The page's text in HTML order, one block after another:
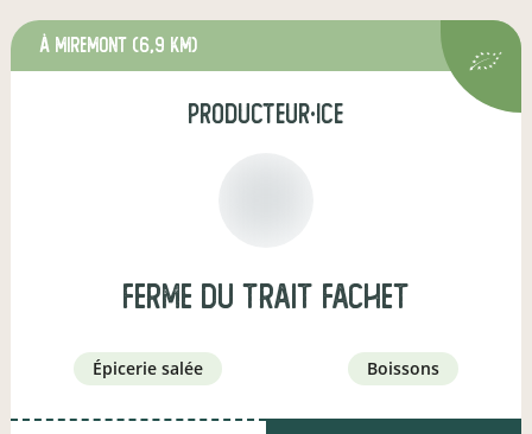
à Miremont (6,9 km)
producteur·ice
Ferme du Trait Fachet
épicerie salée boissons